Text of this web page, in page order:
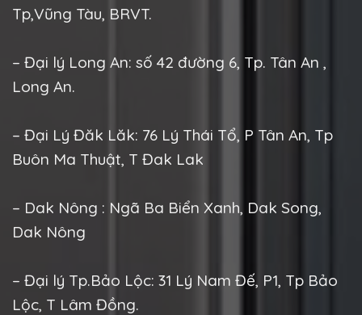
Tp,Vũng Tàu, BRVT.
– Đại lý Long An: số 42 đường 6, Tp. Tân An ,
Long An.
– Đại Lý Đăk Lăk: 76 Lý Thái Tổ, P Tân An, Tp
Buôn Ma Thuật, T Đak Lak
– Dak Nông : Ngã Ba Biển Xanh, Dak Song,
Dak Nông
– Đại lý Tp.Bảo Lộc: 31 Lý Nam Đế, P1, Tp Bảo
Lộc, T Lâm Đồng.